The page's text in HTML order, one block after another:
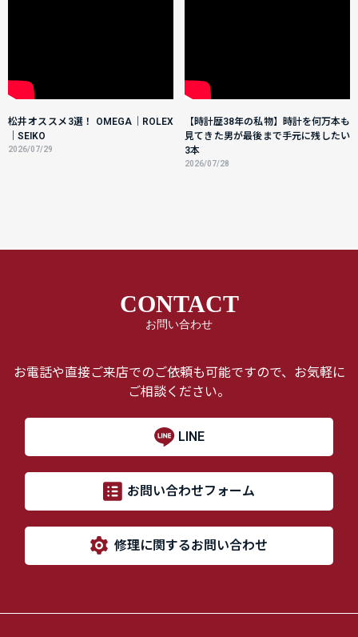
松井オススメ3選！ OMEGA｜ROLEX
｜SEIKO
2026/07/29
【時計歴38年の私物】時計を何万本も
見てきた男が最後まで手元に残したい
3本
2026/07/28
CONTACT
お問い合わせ
お電話や直接ご来店でのご依頼も可能ですので、お気軽に
ご相談ください。
LINE
お問い合わせフォーム
修理に関するお問い合わせ